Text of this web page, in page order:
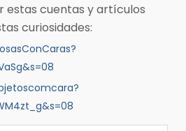
estas cuentas y artículos
curiosidades: